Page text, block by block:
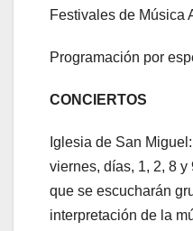
Festivales de Música
Programación por
CONCIERTOS
Iglesia de San
viernes, días, 1, 2, 8
que se escucharán
interpretación de la